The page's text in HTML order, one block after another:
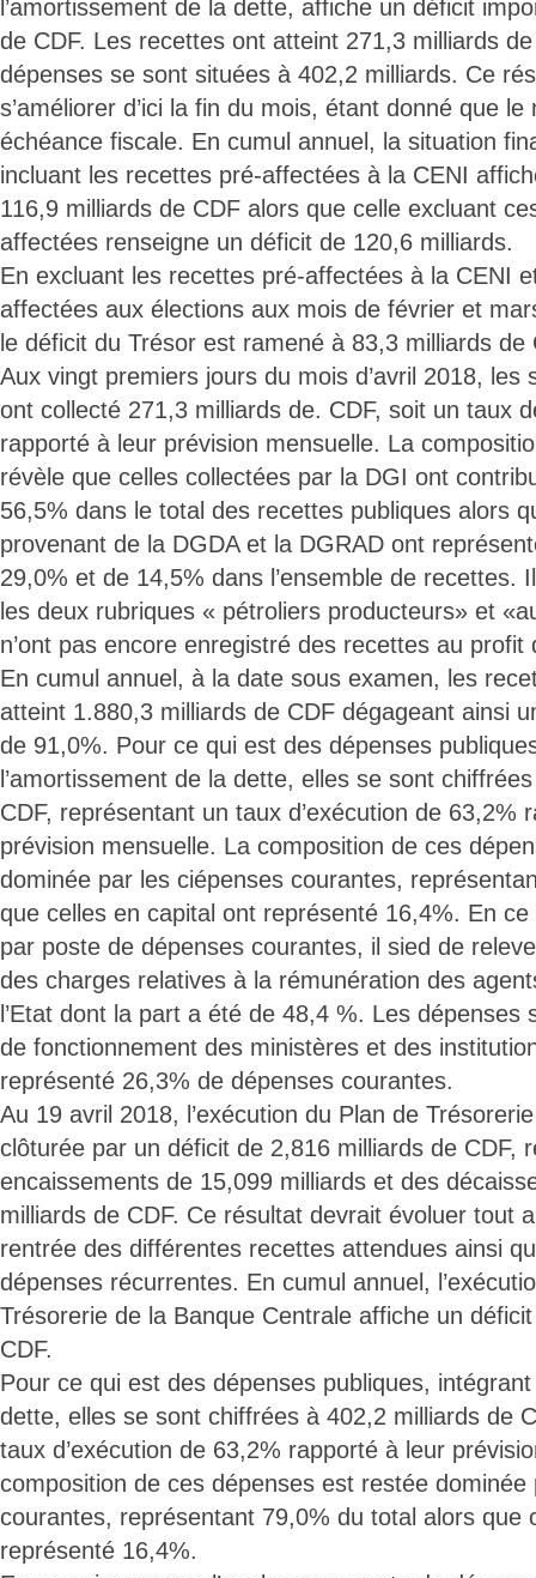
l’amortissement de la dette, affiche un déficit
de CDF. Les recettes ont atteint 271,3 milliards
dépenses se sont situées à 402,2 milliards. Ce
s’améliorer d’ici la fin du mois, étant donné que le
échéance fiscale. En cumul annuel, la situation
incluant les recettes pré-affectées à la CENI
116,9 milliards de CDF alors que celle excluant
affectées renseigne un déficit de 120,6 milliards.
En excluant les recettes pré-affectées à la CENI
affectées aux élections aux mois de février et
le déficit du Trésor est ramené à 83,3 milliards de
Aux vingt premiers jours du mois d’avril 2018, les
ont collecté 271,3 milliards de. CDF, soit un taux
rapporté à leur prévision mensuelle. La
révèle que celles collectées par la DGI ont
56,5% dans le total des recettes publiques alors
provenant de la DGDA et la DGRAD ont
29,0% et de 14,5% dans l’ensemble de recettes.
les deux rubriques « pétroliers producteurs» et
n’ont pas encore enregistré des recettes au profit
En cumul annuel, à la date sous examen, les
atteint 1.880,3 milliards de CDF dégageant ainsi
de 91,0%. Pour ce qui est des dépenses
l’amortissement de la dette, elles se sont
CDF, représentant un taux d’exécution de 63,2%
prévision mensuelle. La composition de ces
dominée par les ciépenses courantes,
que celles en capital ont représenté 16,4%. En ce
par poste de dépenses courantes, il sied de
des charges relatives à la rémunération des
l’Etat dont la part a été de 48,4 %. Les dépenses
de fonctionnement des ministères et des
représenté 26,3% de dépenses courantes.
Au 19 avril 2018, l’exécution du Plan de
clôturée par un déficit de 2,816 milliards de CDF,
encaissements de 15,099 milliards et des
milliards de CDF. Ce résultat devrait évoluer tout
rentrée des différentes recettes attendues ainsi
dépenses récurrentes. En cumul annuel,
Trésorerie de la Banque Centrale affiche un
CDF.
Pour ce qui est des dépenses publiques,
dette, elles se sont chiffrées à 402,2 milliards de
taux d’exécution de 63,2% rapporté à leur
composition de ces dépenses est restée dominée
courantes, représentant 79,0% du total alors que
représenté 16,4%.